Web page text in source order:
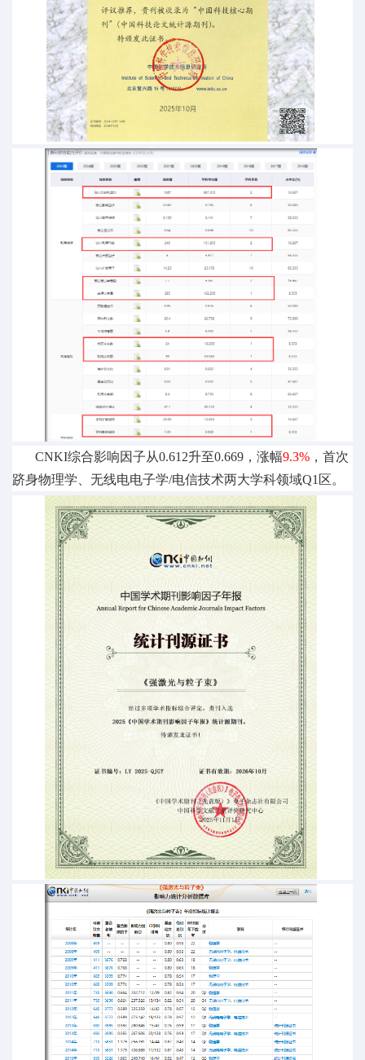
CNKI综合影响因子从0.612升至0.669，涨幅9.3% ， 首次
跻身物理学、无线电电子学/电信技术两大学科领域Q1区。